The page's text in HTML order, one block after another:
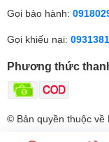
Gọi bảo hành:
Gọi khiếu nại:
Phương thức
© Bản quyền thuộc về